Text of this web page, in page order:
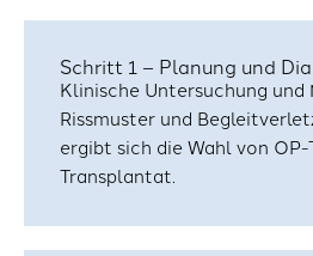
Schritt 1 – Planung und
Klinische Untersuchung und
Rissmuster und
ergibt sich die Wahl von OP-
Transplantat.